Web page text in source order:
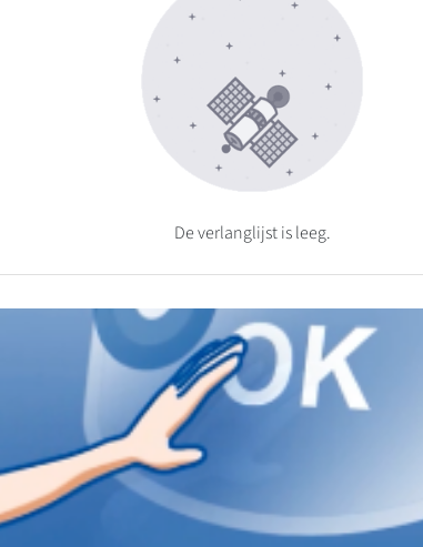
De verlanglijst is leeg.